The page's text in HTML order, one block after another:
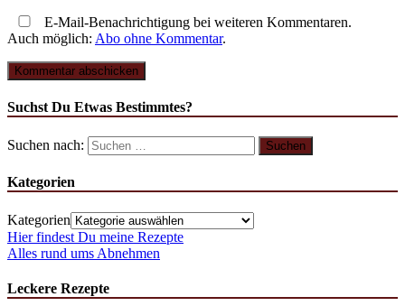
E-Mail-Benachrichtigung bei weiteren Kommentaren.
Auch möglich: Abo ohne Kommentar.
Suchst Du Etwas Bestimmtes?
Suchen nach:
Kategorien
Kategorien
Hier findest Du meine Rezepte
Alles rund ums Abnehmen
Leckere Rezepte